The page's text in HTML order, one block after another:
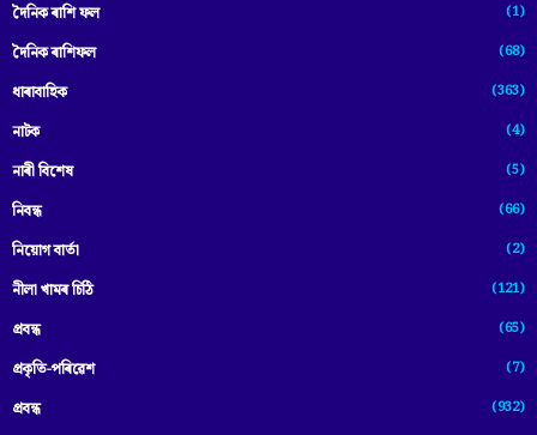
দৈনিক ৰাশি ফল (1)
দৈনিক ৰাশিফল (68)
ধাৰাবাহিক (363)
নাটক (4)
নাৰী বিশেষ (5)
নিবন্ধ (66)
নিয়োগ বাৰ্তা (2)
নীলা খামৰ চিঠি (121)
প্রবন্ধ (65)
প্ৰকৃতি-পৰিৱেশ (7)
প্ৰবন্ধ (932)